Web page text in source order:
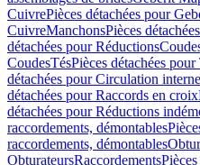
CuivrePièces détachées pour
CuivreManchonsPièces
détachées pour Réductions
CoudesTésPièces détachées pour
détachées pour Circulation interne
détachées pour Raccords en croix
détachées pour Réductions
raccordements, démontables
raccordements, démontables
ObturateursRaccordements